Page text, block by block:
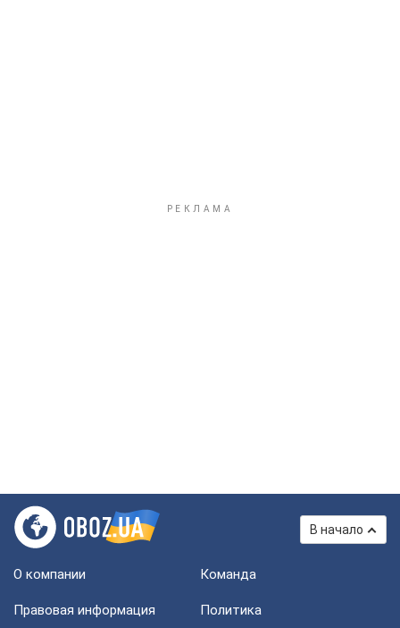
В начало
О компании Команда
Правовая информация
Политика